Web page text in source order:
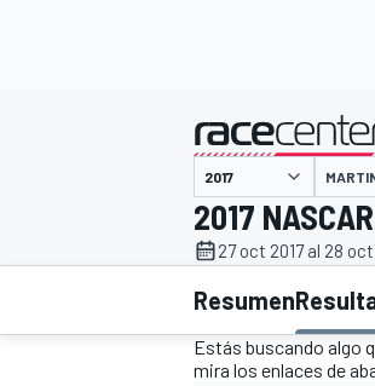
INDYCAR
2017
27 oct 2017 al 28 oct
Resumen
Estás buscando algo
mira los enlaces de